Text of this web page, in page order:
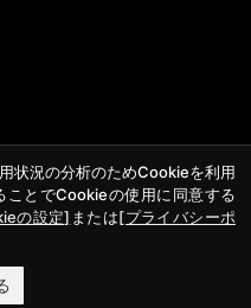
状況の分析のためCookieを利用
ことでCookieの使用に同意する
の設定] または[プライバシーポ